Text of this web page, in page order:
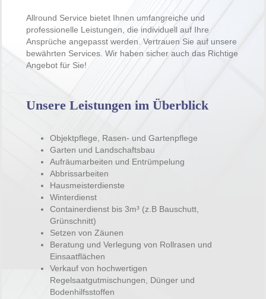
Allround Service bietet Ihnen umfangreiche und
professionelle Leistungen, die individuell auf Ihre
Ansprüche angepasst werden. Vertrauen Sie auf unsere
bewährten Services. Wir haben sicher auch das Richtige
Angebot für Sie!
Unsere Leistungen im Überblick
Objektpflege, Rasen- und Gartenpflege
Garten und Landschaftsbau
Aufräumarbeiten und Entrümpelung
Abbrissarbeiten
Hausmeisterdienste
Winterdienst
Containerdienst bis 3m³ (z.B Bauschutt,
Grünschnitt)
Setzen von Zäunen
Beratung und Verlegung von Rollrasen und
Einsaatflächen
Verkauf von hochwertigen
Regelsaatgutmischungen, Dünger und
Bodenhilfsstoffen